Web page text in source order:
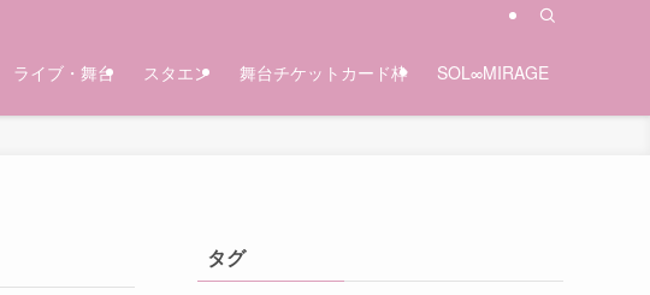
ライブ・舞台 スタエン 舞台チケットカード枠 SOL∞MIRAGE
タグ